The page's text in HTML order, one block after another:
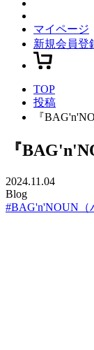
マイページ
新規会員登
TOP
投稿
『
『
2024.11.04
Blog
#BAG'n'NOUN（